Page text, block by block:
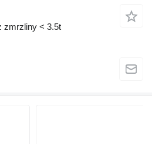
zmrzliny < 3.5t